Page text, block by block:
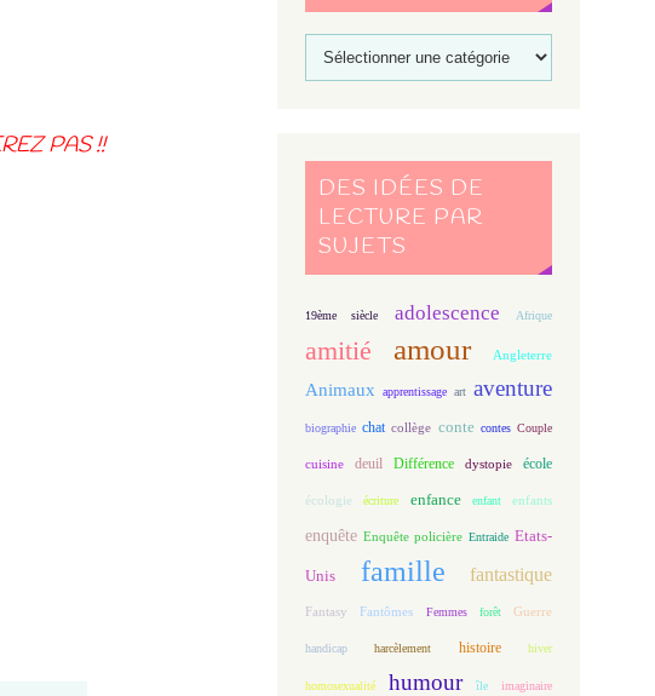
PAS !!
DES IDÉES DE
LECTURE PAR
SUJETS
19ème siècle adolescence Afrique
amitié amour Angleterre
Animaux apprentissage art aventure
biographie chat collège conte contes Couple
cuisine deuil Différence dystopie école
écologie écriture enfance enfant enfants
enquête Enquête policière Entraide Etats-
Unis famille fantastique
Fantasy Fantômes Femmes forêt Guerre
handicap harcèlement histoire hiver
homosexualité humour île imaginaire